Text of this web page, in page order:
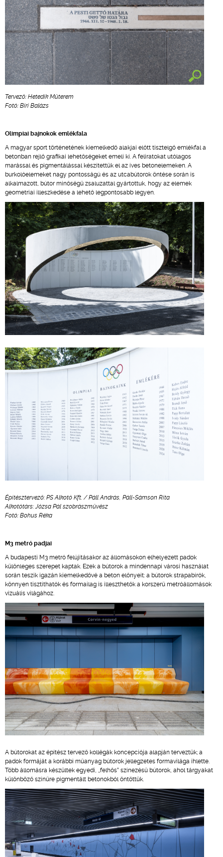
Tervező: Hetedik Műterem
Fotó: Biri Balázs
Olimpiai bajnokok emlékfala
A magyar sport történetének kiemelkedő alakjai előtt tisztelgő emlékfal a
betonban rejlő grafikai lehetőségeket emeli ki. A feliratokat utólagos
marással és pigmentálással készítettük el az íves betonelemeken. A
burkolóelemeket nagy pontosságú és az utcabútorok öntése során is
alkalmazott, bútor minőségű zsaluzattal gyártottuk, hogy az elemek
geometriai illeszkedése a lehető legpontosabb legyen.
Építésztervező: PS Alkotó Kft. / Páll András, Páll-Sámson Rita
Alkotótárs: Józsa Pál szobrászművész
Fotó: Bohus Réka
M3 metró padjai
A budapesti M3 metró felújításakor az állomásokon elhelyezett padok
különleges szerepet kaptak. Ezek a bútorok a mindennapi városi használat
során teszik igazán kiemelkedővé a beton előnyeit: a bútorok strapabírók,
könnyen tisztíthatók és formailag is illeszthetők a korszerű metróállomások
vizuális világához.
A bútorokat az építész tervező kollégák koncepciója alapján terveztük; a
padok formáját a korábbi műanyag bútorok jellegzetes formavilága ihlette.
Több állomásra készültek egyedi, „felhős” színezésű bútorok, ahol tárgyakat
különböző színűre pigmentált betonokból öntöttük.